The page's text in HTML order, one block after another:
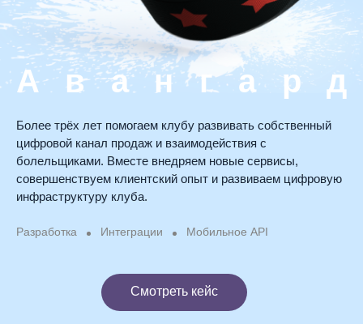
А в а н г а р д
Более трёх лет помогаем клубу развивать собственный
цифровой канал продаж и взаимодействия с
болельщиками. Вместе внедряем новые сервисы,
совершенствуем клиентский опыт и развиваем цифровую
инфраструктуру клуба.
Разработка Интеграции Мобильное API
Смотреть кейс